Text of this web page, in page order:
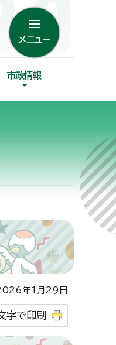
メニュー
市政情報
年1月29日
字で印刷